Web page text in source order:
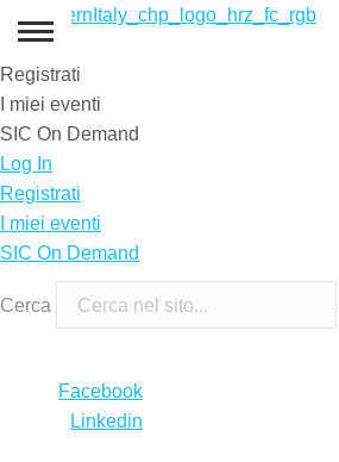
Log In
Registrati
I miei eventi
SIC On Demand
Log In
Registrati
I miei eventi
SIC On Demand
Cerca
Facebook
Linkedin